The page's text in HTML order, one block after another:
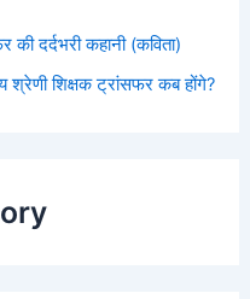
की दर्दभरी कहानी (कविता)
शिक्षक ट्रांसफर कब होंगे?